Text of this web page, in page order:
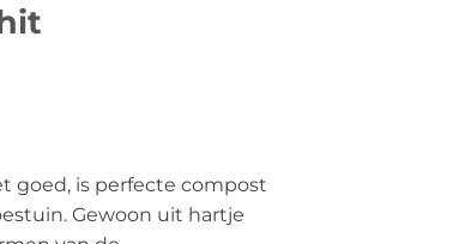
goed, is perfecte compost
Gewoon uit hartje